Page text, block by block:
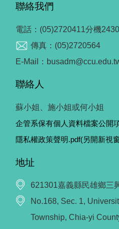
聯絡我們
電話：(05)2720411分機
傳真：(05)2720564
E-Mail：
聯絡人
蘇小姐、施小姐或何小姐
企管系保有個人資料檔案公開
隱私權政策聲明.pdf(另開新視
地址
621301嘉義縣民雄鄉三
No.168, Sec. 1,
Township, Chia-yi